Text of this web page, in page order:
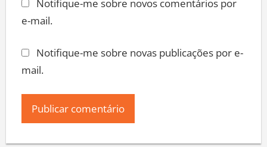
Notifique-me sobre novos comentários por
e-mail.
Notifique-me sobre novas publicações por e-
mail.